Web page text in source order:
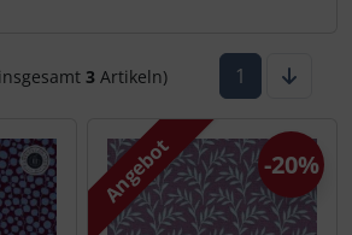
3Artikeln) 1
Angebot -20%